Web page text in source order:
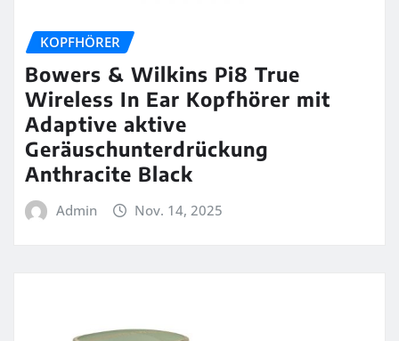
KOPFHÖRER
Bowers & Wilkins Pi8 True
Wireless In Ear Kopfhörer mit
Adaptive aktive
Geräuschunterdrückung
Anthracite Black
Admin Nov. 14, 2025